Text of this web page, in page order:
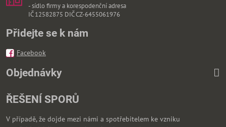
- sídlo firmy a korespodenční adresa
IČ 12582875 DIČ CZ-6455061976
Přidejte se k nám
Facebook
Objednávky
ŘEŠENÍ SPORŮ
V případě, že dojde mezi námi a spotřebitelem ke vzniku